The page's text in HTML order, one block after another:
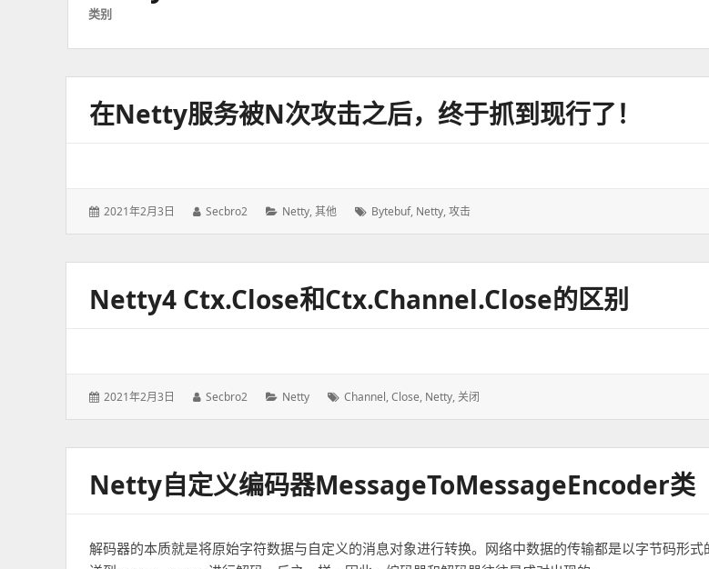
类别
在Netty服务被N次攻击之后，终于抓到现行了！
发
2021年2月3日
作
Secbro2
分
Netty,其他
标
Bytebuf, Netty,攻击
Netty4 Ctx.close和ctx.channel.close的区别
发
2021年2月3日
作
Secbro2
分
Netty
标
Channel,Close, Netty, 关闭
Netty自定义编码器MessageToMessageEncoder类
解码器的本质就是将原始字符数据与自定义的消息对象进行转换。网络中数据的传输都是以字节码形